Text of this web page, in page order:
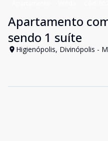
Apartamento
sendo 1 suíte
Higienópolis, Divinópolis -